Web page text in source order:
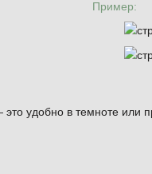
Пример:
удобно в темноте или